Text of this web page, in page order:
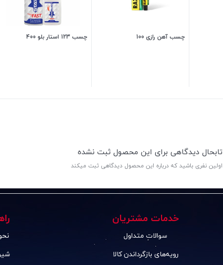
چسب آهن رازی 100 چسب 123 استار بلو 400
تابحال دیدگاهی برای این محصول ثبت نشده
اولین نفری باشید که درباره این محصول دیدگاهی ثبت میکند
خدمات مشتریان
سوالات متداول
رویه‌های بازگرداندن کالا